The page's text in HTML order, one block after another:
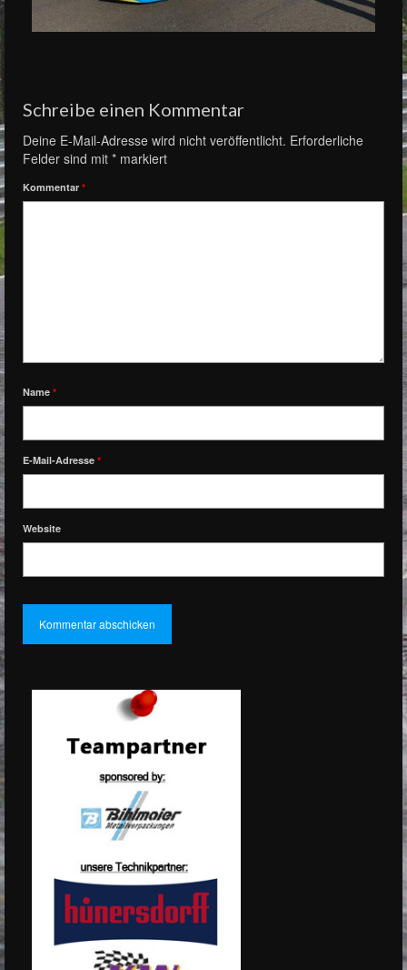
Schreibe einen Kommentar
Deine E-Mail-Adresse wird nicht veröffentlicht. Erforderliche
Felder sind mit * markiert
Kommentar *
Name *
E-Mail-Adresse *
Website